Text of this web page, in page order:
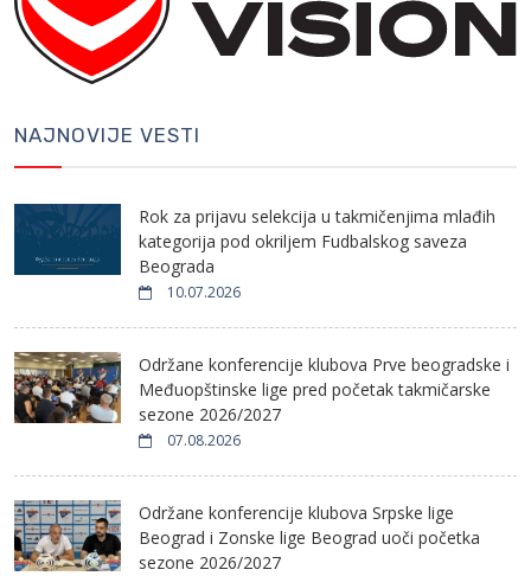
NAJNOVIJE VESTI
Rok za prijavu selekcija u takmičenjima mlađih
kategorija pod okriljem Fudbalskog saveza
Beograda
10.07.2026
Održane konferencije klubova Prve beogradske i
Međuopštinske lige pred početak takmičarske
sezone 2026/2027
07.08.2026
Održane konferencije klubova Srpske lige
Beograd i Zonske lige Beograd uoči početka
sezone 2026/2027